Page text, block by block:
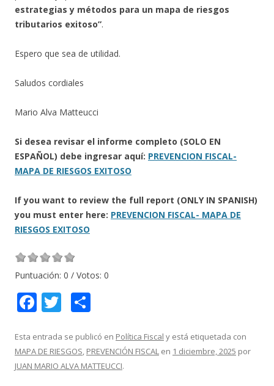
estrategias y métodos para un mapa de riesgos
tributarios exitoso”.
Espero que sea de utilidad.
Saludos cordiales
Mario Alva Matteucci
Si desea revisar el informe completo (SOLO EN
ESPAÑOL) debe ingresar aquí: PREVENCION FISCAL-
MAPA DE RIESGOS EXITOSO
If you want to review the full report (ONLY IN SPANISH)
you must enter here: PREVENCION FISCAL- MAPA DE
RIESGOS EXITOSO
Puntuación: 0 / Votos: 0
F
e
b
T
itt
er
m
p
Esta entrada se publicó en Política Fiscal y está etiquetada con
MAPA DE RIESGOS, PREVENCIÓN FISCAL en 1 diciembre, 2025 por
JUAN MARIO ALVA MATTEUCCI.